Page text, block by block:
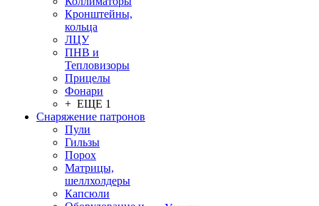
Кронштейны,
кольца
ЛЦУ
ПНВ и
Тепловизоры
Прицелы
Фонари
+ ЕЩЕ 1
Снаряжение патронов
Пули
Гильзы
Порох
Матрицы,
шеллхолдеры
Капсюли